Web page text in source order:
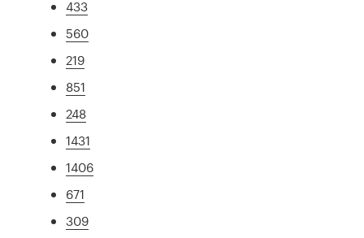
433
560
219
851
248
1431
1406
671
309